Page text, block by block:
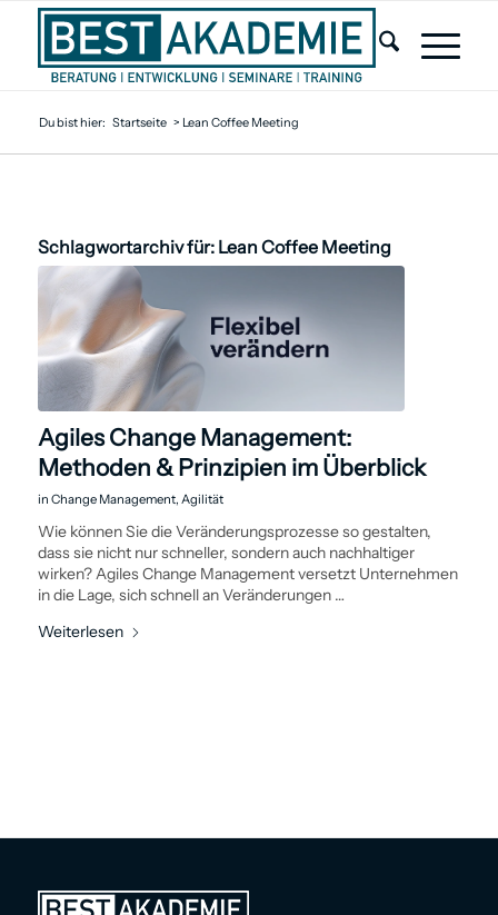
Du bist hier: Startseite > Lean Coffee Meeting
Schlagwortarchiv für: Lean Coffee Meeting
Agiles Change Management:
Methoden & Prinzipien im Überblick
in Change Management, Agilität
Wie können Sie die Veränderungs­prozesse so gestalten,
dass sie nicht nur schneller, sondern auch nachhaltiger
wirken? Agiles Change Management versetzt Unternehmen
in die Lage, sich schnell an Veränderungen …
Weiterlesen